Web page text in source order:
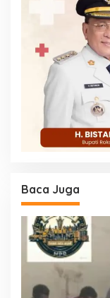
Baca Juga